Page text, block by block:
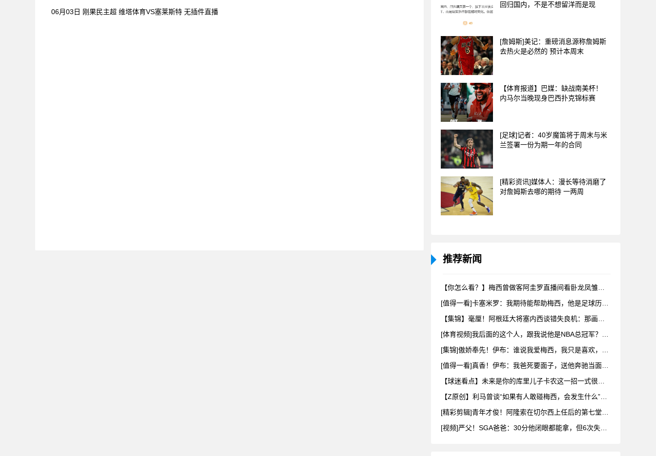
06月03日 刚果民主超 维塔体育VS塞莱斯特 无插件直播
回归国内，不是不想留洋而是现
[詹姆斯]美记：重磅消息源称詹姆斯
去热火是必然的 预计本周末
【体育报道】巴媒：缺战南美杯！
内马尔当晚现身巴西扑克锦标赛
[足球]记者：40岁魔笛将于周末与米
兰签署一份为期一年的合同
[精彩资讯]媒体人：漫长等待消磨了
对詹姆斯去哪的期待 一两周
推荐新闻